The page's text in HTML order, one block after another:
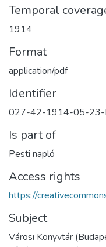
Temporal
1914
Format
application/pdf
Identifier
027-42-1914-05-23-
Is part of
Pesti napló
Access rights
https://
Subject
Városi Könyvtár